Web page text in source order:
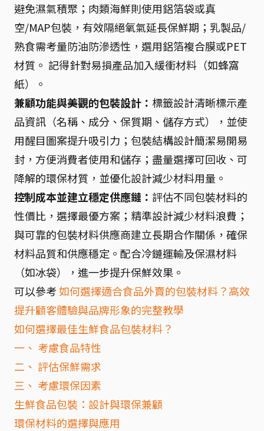
避免濕氣積聚；肉類海鮮則使用鋁箔袋或真
空/MAP包裝，有效隔絕氧氣延長保鮮期；乳製品/
熟食需考量防油防滲透性，選用鋁箔複合膜或PET
材質。 記得針對易損產品加入緩衝材料（如蜂窩
紙）。
兼顧功能與美觀的包裝設計： 標籤設計清晰標示產
品資訊（名稱、成分、保質期、儲存方式），並使
用醒目圖案提升吸引力；包裝結構設計簡潔易開易
封，方便消費者使用和儲存；盡量選擇可回收、可
降解的環保材質，並優化設計減少材料用量。
控制成本並建立穩定供應鏈： 評估不同包裝材料的
性價比，選擇最優方案；精準設計減少材料浪費；
與可靠的包裝材料供應商建立長期合作關係，確保
材料品質和供應穩定。配合冷鏈運輸及保濕材料
（如冰袋），進一步提升保鮮效果。
可以參考如何選擇適合食品外賣的包裝材料？高效
提升顧客體驗與品牌形象的完整教學
如何選擇最佳生鮮食品包裝材料？
一、 考慮食品特性
二、 評估保鮮需求
三、 考慮環保因素
生鮮食品包裝：設計與環保兼顧
環保材料的選擇與應用